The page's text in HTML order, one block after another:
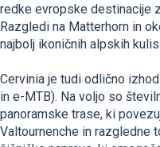
redke evropske destinacije
Razgledi na Matterhorn in
najbolj ikoničnih alpskih kulis.
Cervinia je tudi odlično
in e-MTB). Na voljo so
panoramske trase, ki
Valtournenche in razgledne